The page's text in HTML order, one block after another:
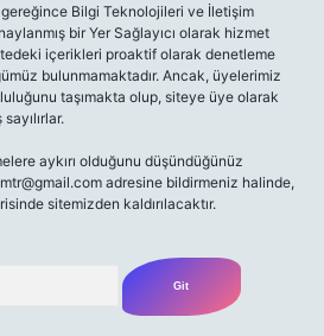
gereğince Bilgi Teknolojileri ve İletişim
bir Yer Sağlayıcı olarak hizmet
içerikleri proaktif olarak denetleme
bulunmamaktadır. Ancak, üyelerimiz
taşımakta olup, siteye üye olarak
aykırı olduğunu düşündüğünüz
adresine bildirmeniz halinde,
sitemizden kaldırılacaktır.